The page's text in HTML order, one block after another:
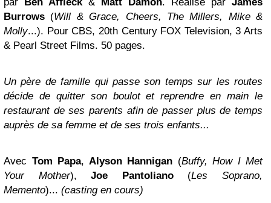
Burrows (Will & Grace, Cheers, The Millers, Mike &
Molly...). Pour CBS, 20th Century FOX Television, 3 Arts
& Pearl Street Films. 50 pages.
Un père de famille qui passe son temps sur les routes
décide de quitter son boulot et reprendre en main le
restaurant de ses parents afin de passer plus de temps
auprès de sa femme et de ses trois enfants...
Avec Tom Papa, Alyson Hannigan (Buffy, How I Met
Your Mother),Joe Pantoliano(Les Soprano,
Memento)... (casting en cours)